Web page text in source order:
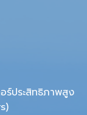
ร์ประสิทธิภาพสูง